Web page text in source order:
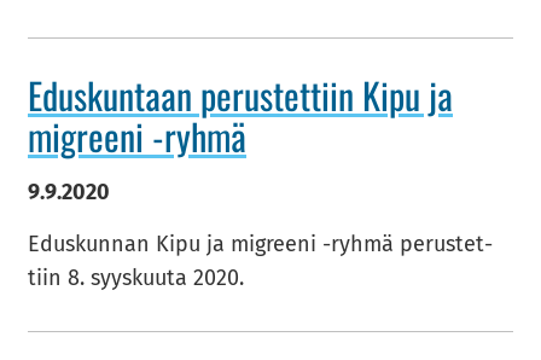
Edus­kun­taan pe­rus­tet­tiin Kipu ja
migree­ni -​ryhmä
9.9.2020
Edus­kun­nan Kipu ja migree­ni -​ryhmä pe­rus­tet­
tiin 8. syys­kuu­ta 2020.